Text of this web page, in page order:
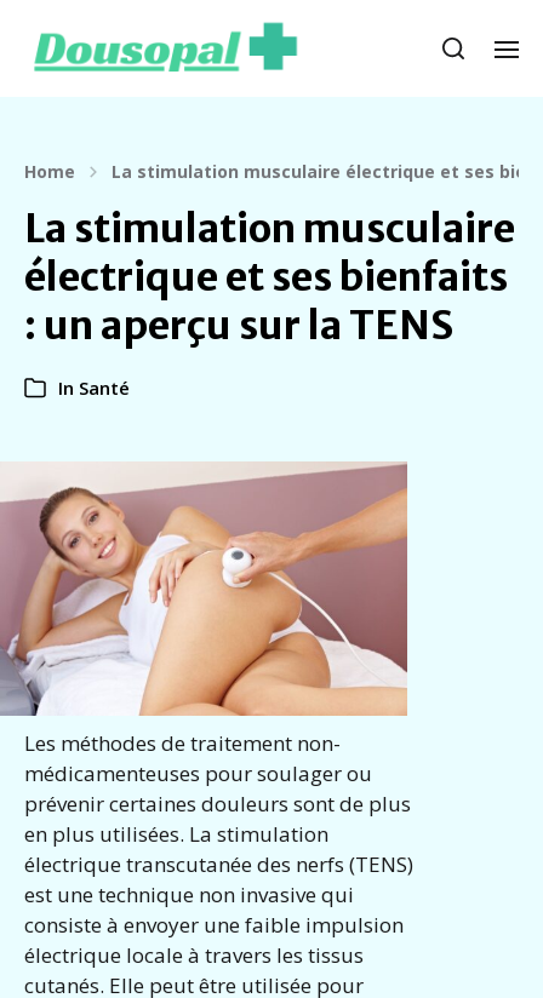
Home La stimulation musculaire électrique et ses
La stimulation musculaire
électrique et ses bienfaits
: un aperçu sur la TENS
In Santé
Les méthodes de traitement non-
médicamenteuses pour soulager ou
prévenir certaines douleurs sont de plus
en plus utilisées. La stimulation
électrique transcutanée des nerfs (TENS)
est une technique non invasive qui
consiste à envoyer une faible impulsion
électrique locale à travers les tissus
cutanés. Elle peut être utilisée pour